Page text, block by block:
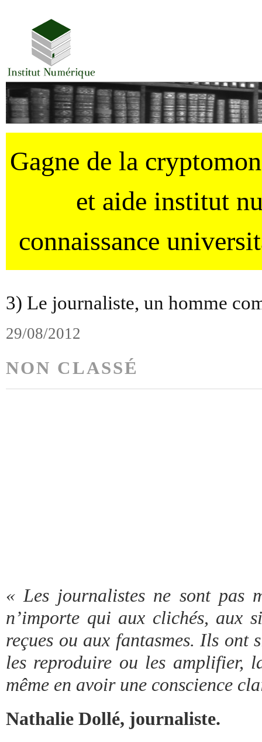
Gagne de la
et aide institut
connaissance
3) Le journaliste, un homme
29/08/2012
NON CLASSÉ
« Les journalistes ne sont pas
n’importe qui aux clichés, aux
reçues ou aux fantasmes. Ils ont
les reproduire ou les amplifier,
même en avoir une conscience
Nathalie Dollé, journaliste.